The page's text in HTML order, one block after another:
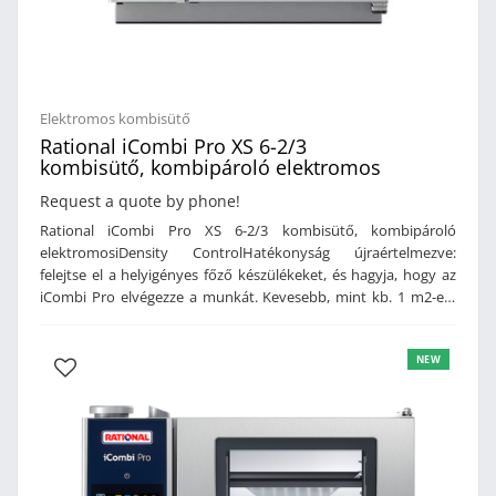
Elektromos kombisütő
Rational iCombi Pro XS 6-2/3
kombisütő, kombipároló elektromos
Request a quote by phone!
Rational iCombi Pro XS 6-2/3 kombisütő, kombipároló
elektromosiDensity ControlHatékonyság újraértelmezve:
felejtse el a helyigényes főző készülékeket, és hagyja, hogy az
iCombi Pro elvégezze a munkát. Kevesebb, mint kb. 1 m2-en.
vállalkozások számára. Az intelligens működésnek
Control(erős légkeringetés és párátlanítás) 50%-kal nagyobb
termelékenységet eredményez 10%-kal rövidebb főzési idő
mellett*. Egységes sütési eredményt ad még a sarkokban is. *A
korábbi kombisütőhöz képest.Bemutató videoÁttekintésAz
NEW